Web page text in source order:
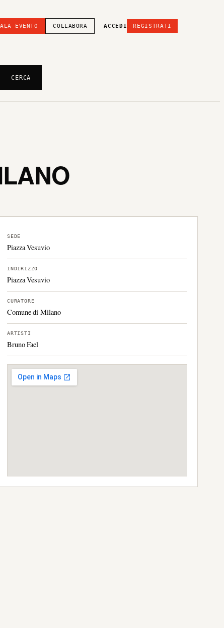
EVENTO COLLABORA ACCEDI REGISTRATI
CERCA
SEDE
Piazza Vesuvio
INDIRIZZO
Piazza Vesuvio
CURATORE
Comune di Milano
ARTISTI
Bruno Fael